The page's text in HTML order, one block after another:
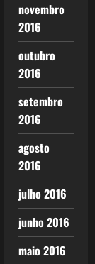
novembro
2016
outubro
2016
setembro
2016
agosto
2016
julho 2016
junho 2016
maio 2016